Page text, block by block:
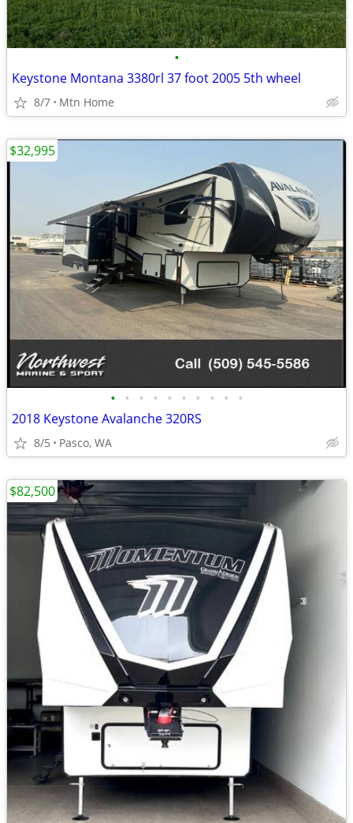
•
Keystone Montana 3380rl 37 foot 2005 5th wheel
8/7 Mtn Home
• • • • • • • • • •
2018 Keystone Avalanche 320RS
8/5 Pasco, WA
$32,995
$82,500